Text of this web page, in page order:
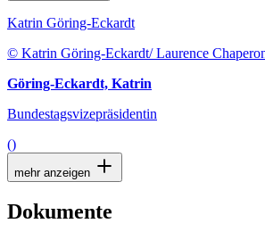
Katrin Göring-Eckardt
© Katrin Göring-Eckardt/ Laurence
Göring-Eckardt, Katrin
Bundestagsvizepräsidentin
()
mehr anzeigen
Dokumente